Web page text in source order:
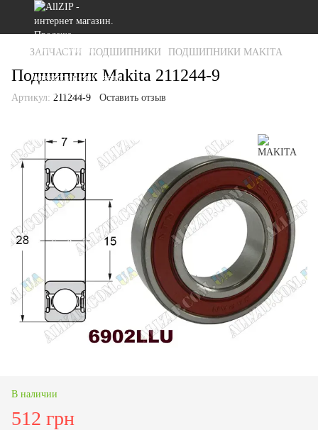
ЗАПЧАСТИ ПОДШИПНИКИ ПОДШИПНИКИ MAKITA
Подшипник Makita 211244-9
Артикул: 211244-9 Оставить отзыв
В наличии
512 грн